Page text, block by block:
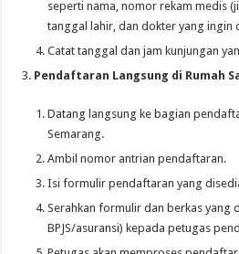
seperti nama, nomor rekam medis
tanggal lahir, dan dokter yang ingin
Catat tanggal dan jam kunjungan
Pendaftaran Langsung di Rumah
Datang langsung ke bagian
Semarang.
Ambil nomor antrian pendaftaran.
Isi formulir pendaftaran yang
Serahkan formulir dan berkas yang
BPJS/asuransi) kepada petugas